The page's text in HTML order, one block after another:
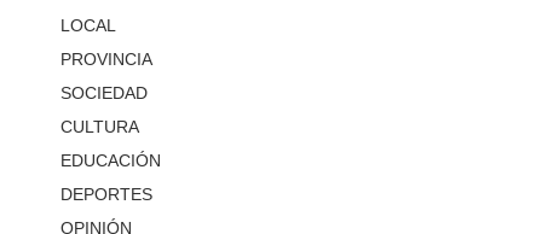
LOCAL
PROVINCIA
SOCIEDAD
CULTURA
EDUCACIÓN
DEPORTES
OPINIÓN